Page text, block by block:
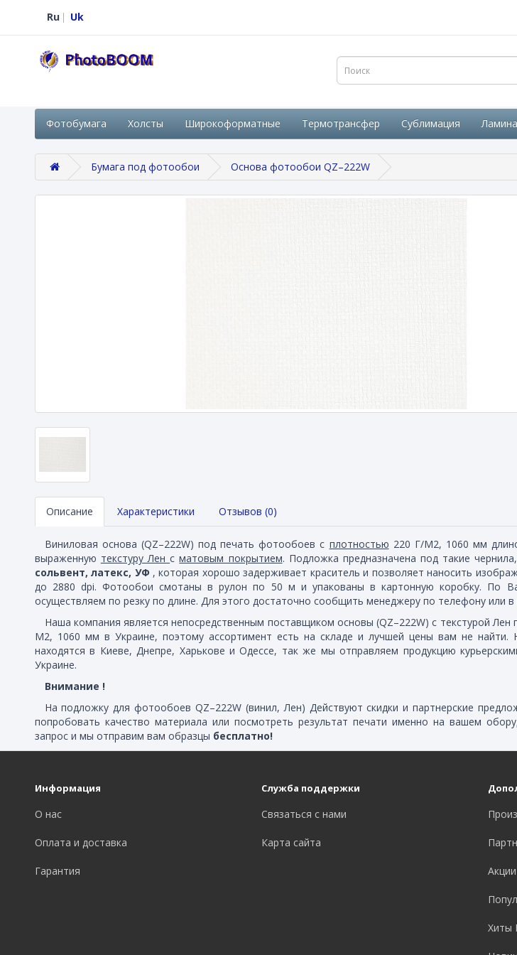
Ru Uk
Фотобумага Холсты Широкоформатные Термотрансфер Сублимация
Бумага под фотообои Основа фотообои QZ–222W
Описание Характеристики Отзывов (0)
Виниловая основа (QZ–222W) под печать фотообоев с плотностью 220 Г/М2, 1060 мм
выраженную текстуру Ленсматовым покрытием. Подложка предназначена под такие
сольвент, латекс, УФ , которая хорошо задерживает краситель и позволяет наносить
до 2880 dpi. Фотообои смотаны в рулон по 50 м и упакованы в картонную коробку. По
осуществляем по резку по длине. Для этого достаточно сообщить менеджеру по телефону или в
Наша компания является непосредственным поставщиком основы (QZ–222W) с текстурой
М2, 1060 мм в Украине, поэтому ассортимент есть на складе и лучшей цены вам не найти.
находятся в Киеве, Днепре, Харькове и Одессе, так же мы отправляем продукцию
Украине.
Внимание !
На подложку для фотообоев QZ–222W (винил, Лен) Действуют скидки и партнерские
попробовать качество материала или посмотреть результат печати именно на вашем
запрос и мы отправим вам образцы бесплатно!
Информация
О нас
Оплата и доставка
Гарантия
Служба поддержки
Связаться с нами
Карта сайта
Акции
Хиты